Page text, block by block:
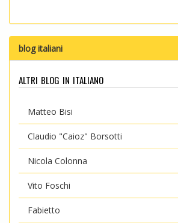
blog italiani
altri blog in italiano
Matteo Bisi
Claudio "Caioz" Borsotti
Nicola Colonna
Vito Foschi
Fabietto